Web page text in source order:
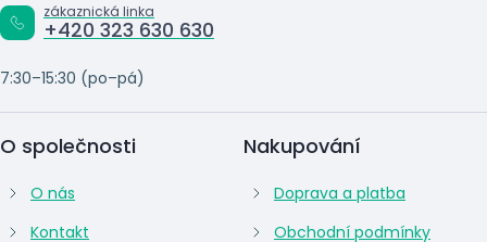
zákaznická linka
+420 323 630 630
7:30–15:30 (po–pá)
O společnosti
O nás
Kontakt
Nakupování
Doprava a platba
Obchodní podmínky